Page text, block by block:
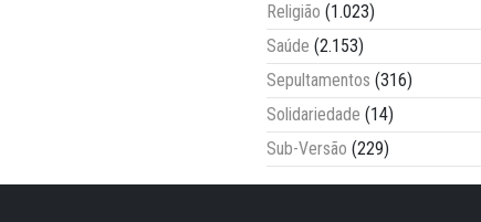
Religião (1.023)
Saúde (2.153)
Sepultamentos (316)
Solidariedade (14)
Sub-Versão (229)